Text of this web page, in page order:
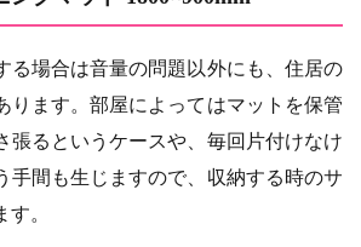
る場合は音量の問題以外にも、住居の
ります。部屋によってはマットを保管
張るというケースや、毎回片付けなけ
手間も生じますので、収納する時のサ
。